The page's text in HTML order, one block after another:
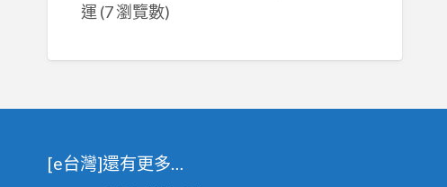
運 (7 瀏覽數)
[e台灣]還有更多…